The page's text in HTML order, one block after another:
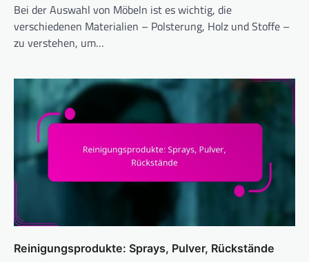
Bei der Auswahl von Möbeln ist es wichtig, die
verschiedenen Materialien – Polsterung, Holz und Stoffe –
zu verstehen, um…
Reinigungsprodukte: Sprays, Pulver, Rückstände